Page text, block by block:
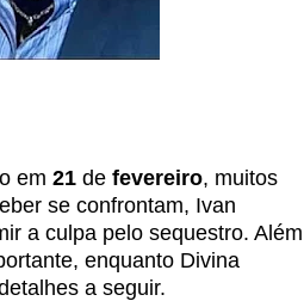
em 21 de fevereiro, muitos
se confrontam, Ivan
a culpa pelo sequestro. Além
enquanto Divina
a seguir.